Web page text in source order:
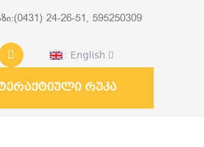
24-26-51, 595250309
English
რუკა